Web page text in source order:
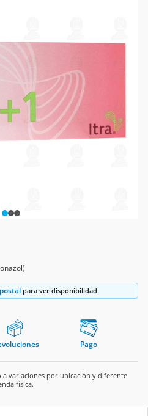
para ver disponibilidad
Pago
a variaciones por ubicación y diferente
física.